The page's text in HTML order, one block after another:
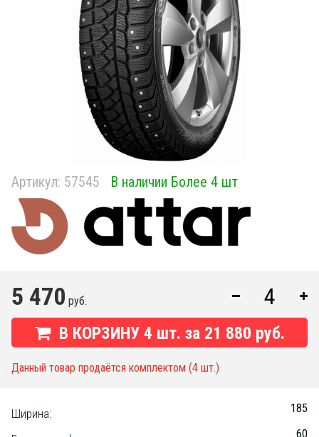
Артикул: 57545 В наличии Более 4 шт
5 470 руб.
В КОРЗИНУ 4 шт. за 21 880 руб.
Данный товар продаётся комплектом (4 шт.)
Ширина: 185
60